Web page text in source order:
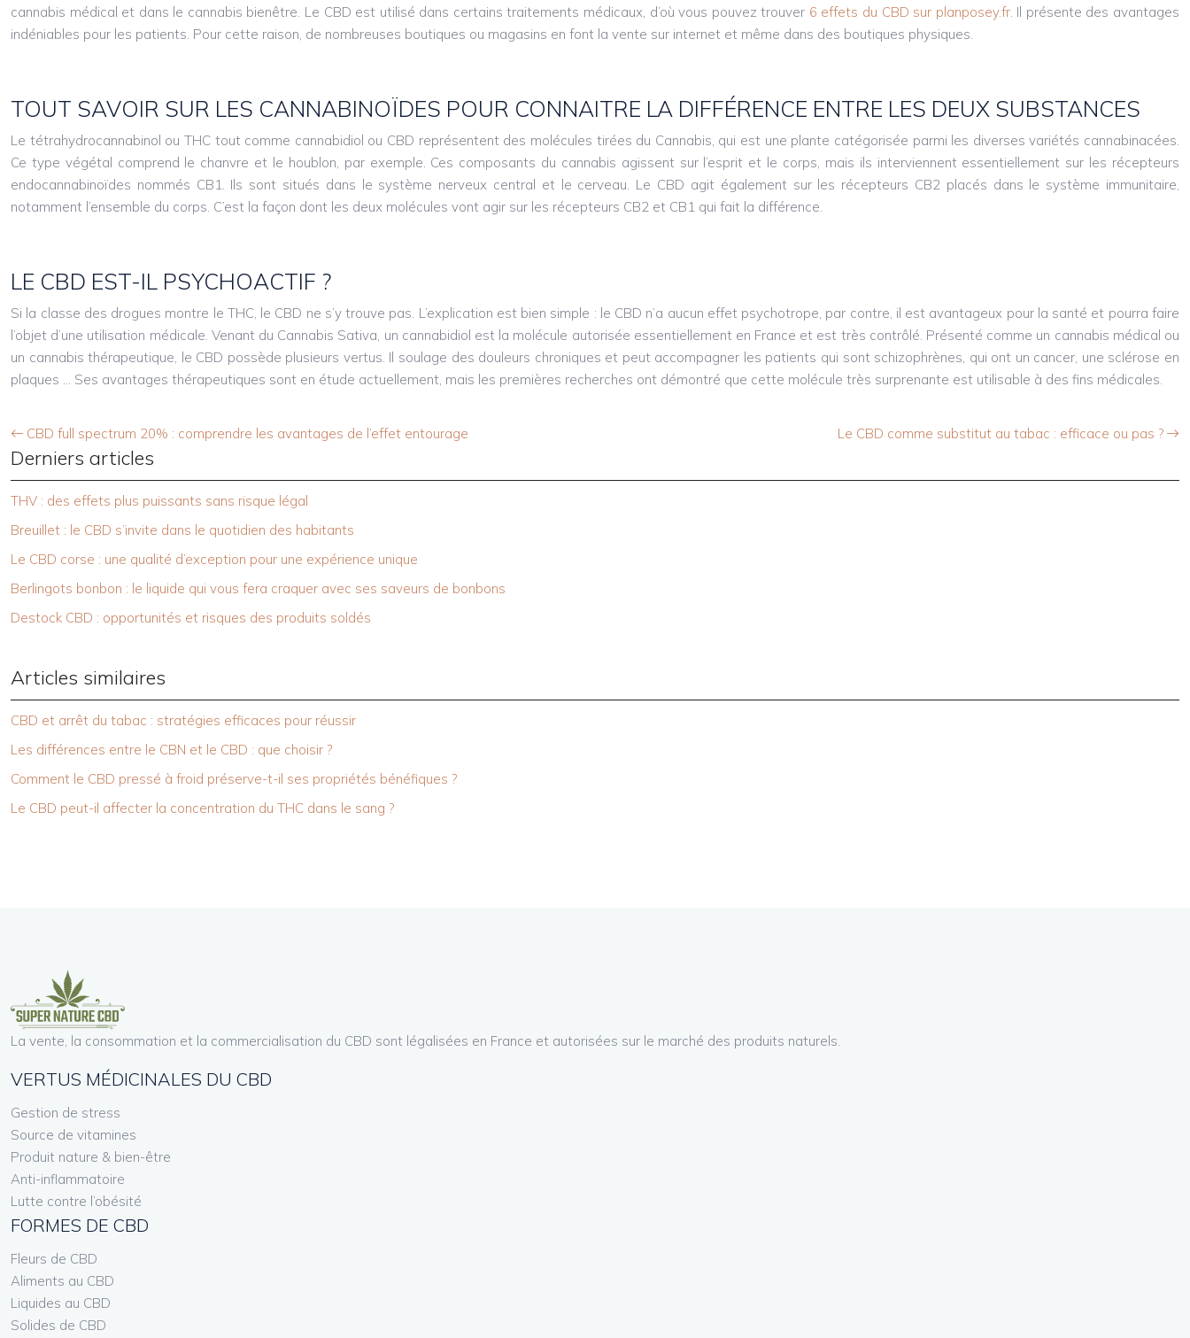
cannabis médical et dans le cannabis bienêtre. Le CBD est utilisé dans certains traitements médicaux, d’où vous pouvez trouver 6 effets du CBD sur planposey.fr. Il présente des avantages
indéniables pour les patients. Pour cette raison, de nombreuses boutiques ou magasins en font la vente sur internet et même dans des boutiques physiques.
TOUT SAVOIR SUR LES CANNABINOÏDES POUR CONNAITRE LA DIFFÉRENCE ENTRE LES DEUX SUBSTANCES
Le tétrahydrocannabinol ou THC tout comme cannabidiol ou CBD représentent des molécules tirées du Cannabis, qui est une plante catégorisée parmi les diverses variétés cannabinacées.
Ce type végétal comprend le chanvre et le houblon, par exemple. Ces composants du cannabis agissent sur l’esprit et le corps, mais ils interviennent essentiellement sur les récepteurs
endocannabinoïdes nommés CB1. Ils sont situés dans le système nerveux central et le cerveau. Le CBD agit également sur les récepteurs CB2 placés dans le système immunitaire,
notamment l’ensemble du corps. C’est la façon dont les deux molécules vont agir sur les récepteurs CB2 et CB1 qui fait la différence.
LE CBD EST-IL PSYCHOACTIF ?
Si la classe des drogues montre le THC, le CBD ne s’y trouve pas. L’explication est bien simple : le CBD n’a aucun effet psychotrope, par contre, il est avantageux pour la santé et pourra faire
l’objet d’une utilisation médicale. Venant du Cannabis Sativa, un cannabidiol est la molécule autorisée essentiellement en France et est très contrôlé. Présenté comme un cannabis médical ou
un cannabis thérapeutique, le CBD possède plusieurs vertus. Il soulage des douleurs chroniques et peut accompagner les patients qui sont schizophrènes, qui ont un cancer, une sclérose en
plaques … Ses avantages thérapeutiques sont en étude actuellement, mais les premières recherches ont démontré que cette molécule très surprenante est utilisable à des fins médicales.
CBD full spectrum 20% : comprendre les avantages de l’effet entourage Le CBD comme substitut au tabac : efficace ou pas ?
Derniers articles
THV : des effets plus puissants sans risque légal
Breuillet : le CBD s’invite dans le quotidien des habitants
Le CBD corse : une qualité d’exception pour une expérience unique
Berlingots bonbon : le liquide qui vous fera craquer avec ses saveurs de bonbons
Destock CBD : opportunités et risques des produits soldés
Articles similaires
CBD et arrêt du tabac : stratégies efficaces pour réussir
Les différences entre le CBN et le CBD : que choisir ?
Comment le CBD pressé à froid préserve-t-il ses propriétés bénéfiques ?
Le CBD peut-il affecter la concentration du THC dans le sang ?
La vente, la consommation et la commercialisation du CBD sont légalisées en France et autorisées sur le marché des produits naturels.
VERTUS MÉDICINALES DU CBD
Gestion de stress
Source de vitamines
Produit nature & bien-être
Anti-inflammatoire
Lutte contre l’obésité
FORMES DE CBD
Fleurs de CBD
Aliments au CBD
Liquides au CBD
Solides de CBD